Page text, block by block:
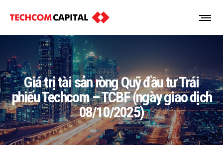
Giá trị tài sản ròng Quỹ đầu tư Trái
phiếu Techcom – TCBF (ngày giao dịch
08/10/2025)